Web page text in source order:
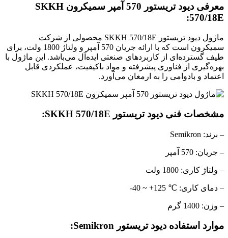
معرفی دیود تریستور 570 آمپر سمیکرون SKKH
570/18E:
ماژول دیود تریستور SKKH 570/18E محصولی از شرکت
سمیکرون است که با ارائه جریان 570 آمپر و ولتاژ 1800 ولت، برای
طیف گسترده‌ای از کاربردهای صنعتی ایده‌آل می‌باشد. این ماژول با
بهره‌گیری از فناوری پیشرفته و مواد باکیفیت، عملکردی قابل
اعتماد و با‌دوامی را به ارمغان می‌آورد.
مشخصات فنی دیود تریستور SKKH 570/18E :
– برند: Semikron
– جریان: 570 آمپر
– ولتاژ کاری: 1800 ولت
– دمای کاری: ℃ 125+ ~ 40-
– وزن: 1400 گرم
موارد استفاده دیود تریستور Semikron :